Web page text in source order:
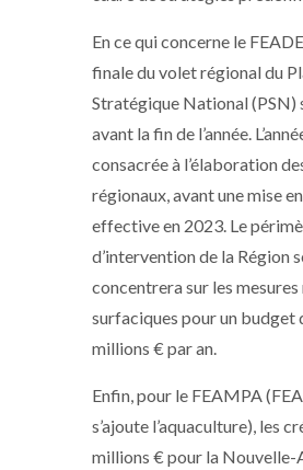
En ce qui concerne le
finale du volet régional du
Stratégique National (PSN)
avant la fin de l’année.
consacrée à l’élaboration
régionaux, avant une mise
effective en 2023. Le
d’intervention de la Région
concentrera sur les mesures
surfaciques pour un budget
millions € par an.
Enfin, pour le FEAMPA
s’ajoute l’aquaculture), les
millions € pour la Nouvelle-